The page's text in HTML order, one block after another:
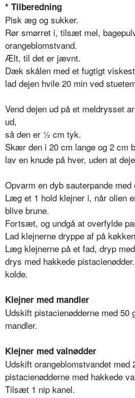
* Tilberedning
Pisk æg og sukker.
Rør smørret i, tilsæt mel,
orangeblomstvand.
Ælt, til det er jævnt.
Dæk skålen med et fugtigt
lad dejen hvile 20 min ved
Vend dejen ud på et meldrysset
ud,
så den er ½ cm tyk.
Skær den i 20 cm lange og 2 cm
lav en knude på hver, uden at
Opvarm en dyb sauterpande
Læg et 1 hold klejner i, når olien
blive brune.
Fortsæt, og undgå at overfylde
Lad klejnerne dryppe af på
Læg klejnerne på et fad, dryp
drys med hakkede
kolde.
Klejner med mandler
Udskift pistacienødderne med 50
mandler.
Klejner med valnødder
Udskift orangeblomstvandet med
pistacienødderne med hakkede
Tilsæt 1 nip kanel.